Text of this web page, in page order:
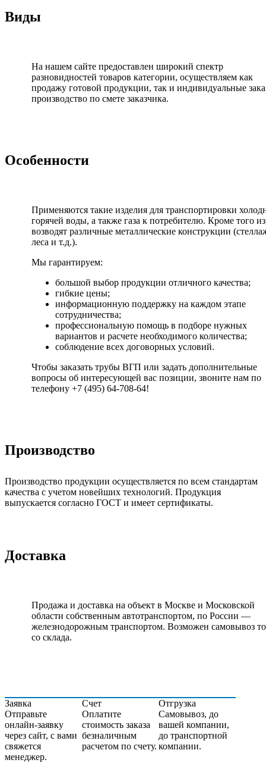
Виды
На нашем сайте предоставлен широкий спектр
разновидностей товаров категории, осуществляем как
продажу готовой продукции, так и индивидуальные
производство по смете заказчика.
Особенности
Применяются такие изделия для транспортировки
горячей воды, а также газа к потребителю. Кроме того
возводят различные металлические конструкции
леса и т.д.).
Мы гарантируем:
большой выбор продукции отличного качества;
гибкие цены;
информационную поддержку на каждом этапе
сотрудничества;
профессиональную помощь в подборе нужных
вариантов и расчете необходимого количества;
соблюдение всех договорных условий.
Чтобы заказать трубы ВГП или задать дополнительные
вопросы об интересующей вас позиции, звоните нам по
телефону +7 (495) 64-708-64!
Производство
Производство продукции осуществляется по всем стандартам
качества с учетом новейших технологий. Продукция
выпускается согласно ГОСТ и имеет сертификаты.
Доставка
Продажа и доставка на объект в Москве и Московской
области собственным автотранспортом, по России ―
железнодорожным транспортом. Возможен самовывоз
со склада.
Заявка
Отправьте
онлайн-заявку
через сайт, c вами
свяжется
менеджер.
Счет
Оплатите
стоимость заказа
безналичным
расчетом по счету.
Отгрузка
Самовывоз, до
вашей компании,
до транспортной
компании.